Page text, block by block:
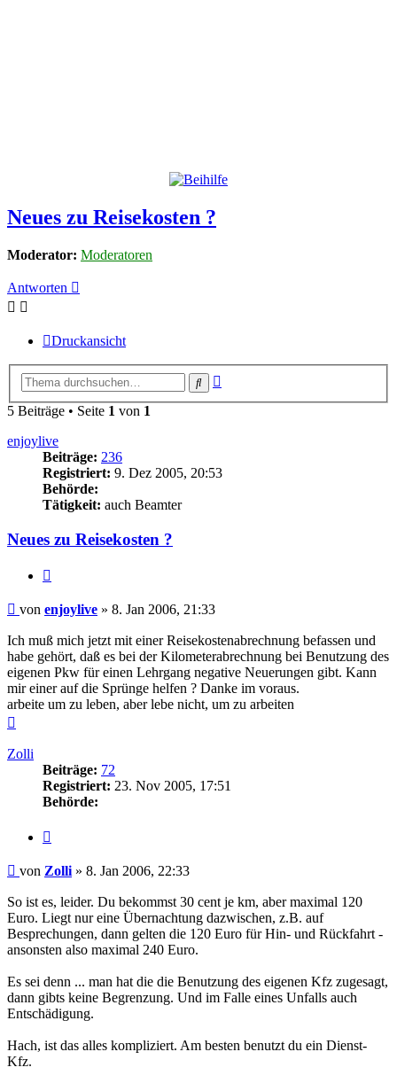
Neues zu Reisekosten ?
Moderator: Moderatoren
Antworten
Druckansicht
Suche
5 Beiträge • Seite 1 von 1
enjoylive
Beiträge: 236
Registriert: 9. Dez 2005, 20:53
Behörde:
Tätigkeit: auch Beamter
Neues zu Reisekosten ?
Beitrag
von enjoylive » 8. Jan 2006, 21:33
Ich muß mich jetzt mit einer Reisekostenabrechnung befassen und
habe gehört, daß es bei der Kilometerabrechnung bei Benutzung des
eigenen Pkw für einen Lehrgang negative Neuerungen gibt. Kann
mir einer auf die Sprünge helfen ? Danke im voraus.
arbeite um zu leben, aber lebe nicht, um zu arbeiten
Zolli
Beiträge: 72
Registriert: 23. Nov 2005, 17:51
Behörde:
Beitrag
von Zolli » 8. Jan 2006, 22:33
So ist es, leider. Du bekommst 30 cent je km, aber maximal 120
Euro. Liegt nur eine Übernachtung dazwischen, z.B. auf
Besprechungen, dann gelten die 120 Euro für Hin- und Rückfahrt -
ansonsten also maximal 240 Euro.
Es sei denn ... man hat die die Benutzung des eigenen Kfz zugesagt,
dann gibts keine Begrenzung. Und im Falle eines Unfalls auch
Entschädigung.
Hach, ist das alles kompliziert. Am besten benutzt du ein Dienst-
Kfz.